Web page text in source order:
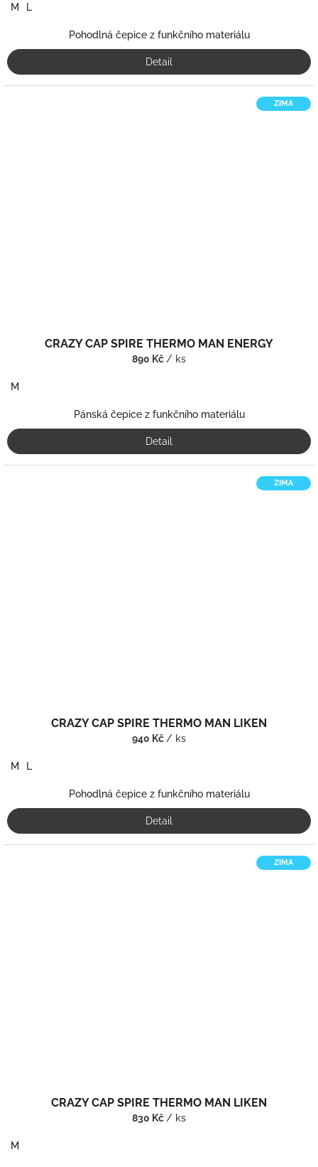
M L
Pohodlná čepice z funkčního materiálu
Detail
ZIMA
CRAZY CAP SPIRE THERMO MAN ENERGY
890 Kč / ks
M
Pánská čepice z funkčního materiálu
Detail
ZIMA
CRAZY CAP SPIRE THERMO MAN LIKEN
940 Kč / ks
M L
Pohodlná čepice z funkčního materiálu
Detail
ZIMA
CRAZY CAP SPIRE THERMO MAN LIKEN
830 Kč / ks
M